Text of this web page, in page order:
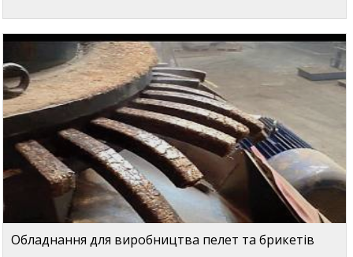
Обладнання для виробництва пелет та брикетів